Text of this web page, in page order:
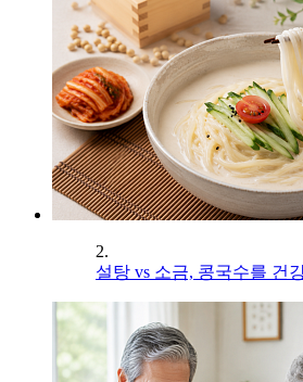
2.
설탕 vs 소금, 콩국수를 건